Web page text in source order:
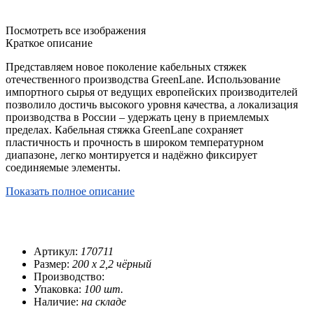
Посмотреть все изображения
Краткое описание
Представляем новое поколение кабельных стяжек
отечественного производства GreenLane. Использование
импортного сырья от ведущих европейских производителей
позволило достичь высокого уровня качества, а локализация
производства в России – удержать цену в приемлемых
пределах. Кабельная стяжка GreenLane сохраняет
пластичность и прочность в широком температурном
диапазоне, легко монтируется и надёжно фиксирует
соединяемые элементы.
Показать полное описание
Артикул: 170711
Размер: 200 х 2,2 чёрный
Производство:
Упаковка: 100 шт.
Наличие: на складе